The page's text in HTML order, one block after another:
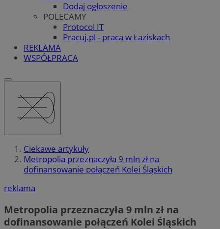
Dodaj ogłoszenie
POLECAMY
Protocol IT
Pracuj.pl - praca w Łaziskach
REKLAMA
WSPÓŁPRACA
Ciekawe artykuły
Metropolia przeznaczyła 9 mln zł na
dofinansowanie połączeń Kolei Śląskich
reklama
Metropolia przeznaczyła 9 mln zł na
dofinansowanie połączeń Kolei Śląskich